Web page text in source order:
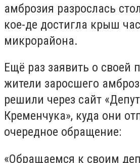
амброзия разрослась
кое-де достигла крыш
микрорайона.
Ещё раз заявить о своей
жители заросшего
решили через сайт
Кременчука», куда они
очередное обращение:
«Обращаемся к своим